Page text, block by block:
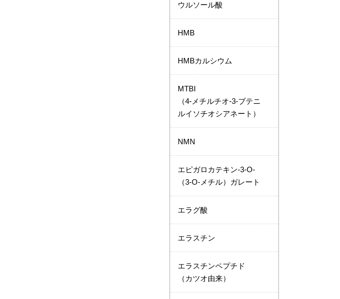
ウルソール酸
HMB
HMBカルシウム
MTBI
（4-メチルチオ-3-ブテニ
ルイソチオシアネート）
NMN
エピガロカテキン-3-Ο-
（3-Ο-メチル）ガレート
エラグ酸
エラスチン
エラスチンペプチド
（カツオ由来）